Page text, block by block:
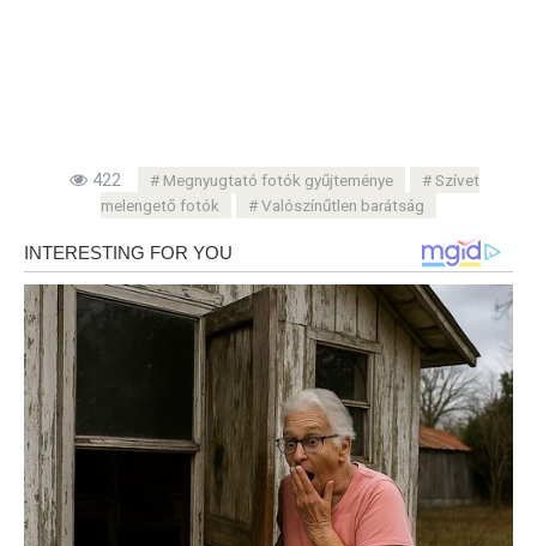
422 Megnyugtató fotók gyűjteménye
Szívet
melengető fotók
Valószínűtlen barátság